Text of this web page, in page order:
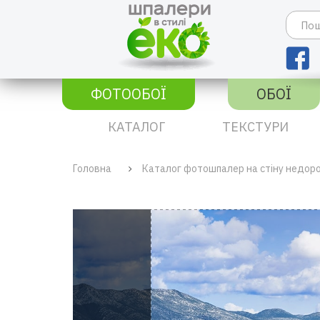
ФОТООБОЇ
ОБОЇ
КАТАЛОГ ТЕКСТУРИ
Головна Каталог фотошпалер на стіну